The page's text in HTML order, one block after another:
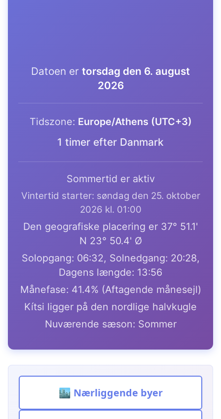
Datoen er torsdag den 6. august
2026
Tidszone: Europe/Athens (UTC+3)
1 timer efter Danmark
Sommertid er aktiv
Vintertid starter: søndag den 25. oktober
2026 kl. 01:00
Den geografiske placering er 37° 51.1'
N 23° 50.4' Ø
Solopgang: 06:32, Solnedgang: 20:28,
Dagens længde: 13:56
Månefase: 41.4% (Aftagende månesejl)
Kítsi ligger på den nordlige halvkugle
Nuværende sæson: Sommer
🏙️ Nærliggende byer